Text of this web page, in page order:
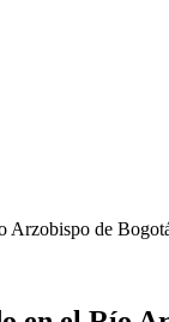
Arzobispo de